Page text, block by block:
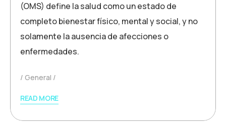
(OMS) define la salud como un estado de
completo bienestar físico, mental y social, y no
solamente la ausencia de afecciones o
enfermedades.
General
READ MORE